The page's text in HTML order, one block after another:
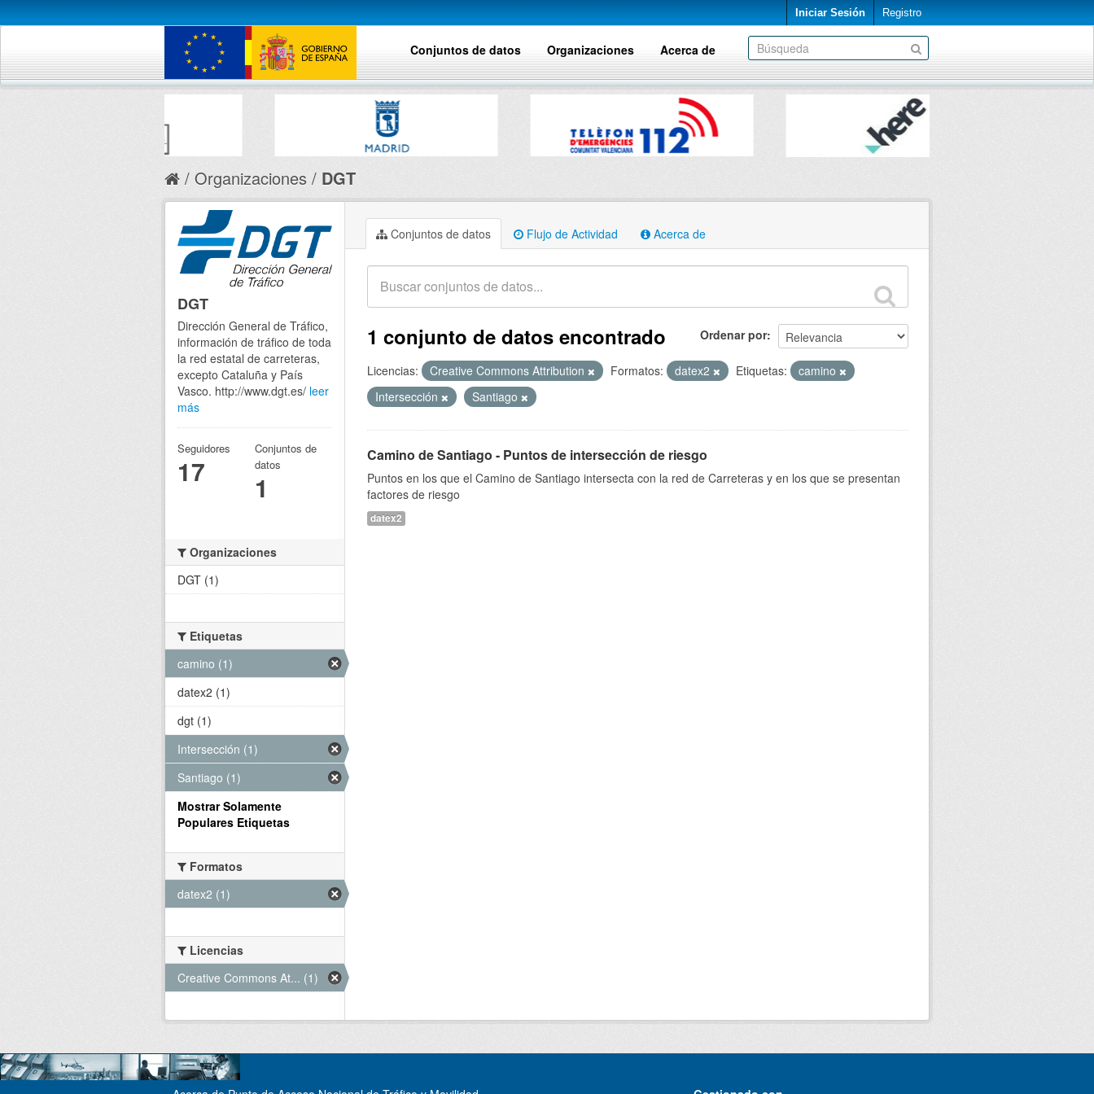
Iniciar Sesión Registro
Conjuntos de datos Organizaciones Acerca de
Organizaciones DGT
Conjuntos de datos Flujo de Actividad Acerca de
Ordenar por
1 conjunto de datos encontrado
Licencias: Creative Commons Attribution Formatos: datex2 Etiquetas:
camino
Intersección
Santiago
Camino de Santiago - Puntos de intersección de riesgo
Puntos en los que el Camino de Santiago intersecta con la red de Carreteras y en los que se presentan
factores de riesgo
datex2
DGT
Dirección General de Tráfico,
información de tráfico de toda
la red estatal de carreteras,
excepto Cataluña y País
Vasco. http://www.dgt.es/ leer
más
Seguidores
17
Conjuntos de
datos
1
Organizaciones
DGT (1)
Etiquetas
camino (1)
datex2 (1)
dgt (1)
Intersección (1)
Santiago (1)
Mostrar Solamente
Populares Etiquetas
Formatos
datex2 (1)
Licencias
Creative Commons At... (1)